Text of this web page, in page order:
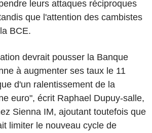
leurs attaques réciproques
que l'attention des cambistes
BCE.
devrait pousser la Banque
à augmenter ses taux le 11
d'un ralentissement de la
euro", écrit Raphael Dupuy-salle,
Sienna IM, ajoutant toutefois que
limiter le nouveau cycle de